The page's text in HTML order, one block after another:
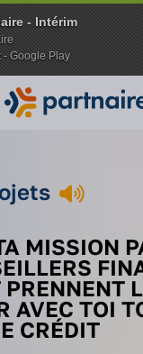
- Intérim
- Google Play
Crédits
projets
MISSION
PRENNENT
AVEC TOI
CRÉDIT